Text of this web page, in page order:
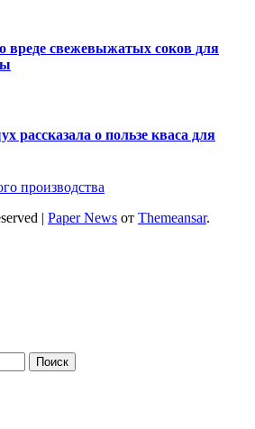
вреде свежевыжатых соков для
рассказала о пользе кваса для
производства
| Paper News от Themeansar.